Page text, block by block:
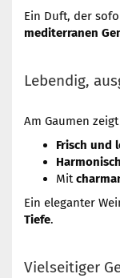
Ein Duft, der
mediterranen
Lebendig,
Am Gaumen
Frisch und
Mit
Ein eleganter
Tiefe.
Vielseitiger